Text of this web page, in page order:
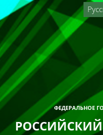
Перейти к основному
ФЕДЕРАЛЬНОЕ
РОССИЙСКИЙ